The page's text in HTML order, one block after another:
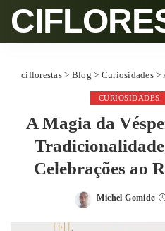
ciflorestas> Blog > Curiosidades>
CURIOSIDADES
A Magia da
Celebrações ao
Posted
Michel Gomide